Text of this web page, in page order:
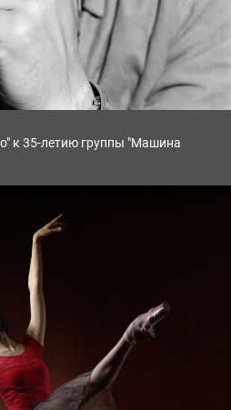
к 35-летию группы "Машина